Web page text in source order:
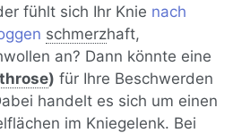
fühlt sich Ihr Knie nach
schmerzhaft,
an? Dann könnte eine
) für Ihre Beschwerden
handelt es sich um einen
im Kniegelenk. Bei